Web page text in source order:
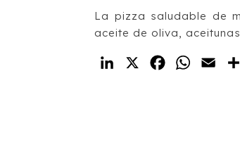
La pizza saludable de
aceite de oliva,
LinkedIn
X Facebook